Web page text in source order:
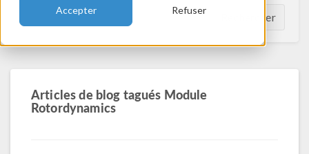
Accepter Refuser
Rechercher
Articles de blog tagués Module
Rotordynamics